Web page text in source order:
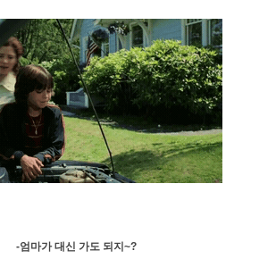
-엄마가 대신 가도 되지~?